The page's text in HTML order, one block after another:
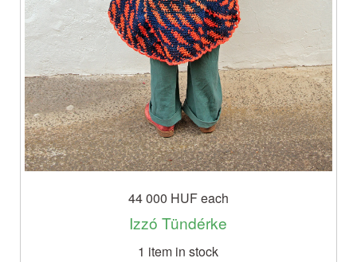
44 000 HUFeach
Izzó Tündérke
1 item in stock